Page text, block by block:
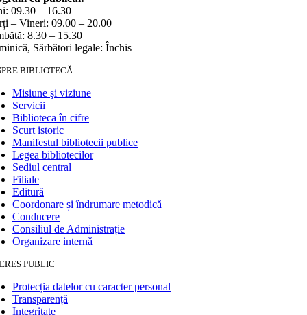
09.30 – 16.30
– Vineri: 09.00 – 20.00
8.30 – 15.30
Sărbători legale: Închis
BIBLIOTECĂ
Misiune şi viziune
Servicii
Biblioteca în cifre
Scurt istoric
Manifestul bibliotecii publice
Legea bibliotecilor
Sediul central
Filiale
Editură
Coordonare și îndrumare metodică
Conducere
Consiliul de Administrație
Organizare internă
PUBLIC
Protecția datelor cu caracter personal
Transparență
Integritate